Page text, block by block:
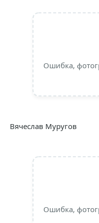
Ошибка,
Вячеслав Муругов
Ошибка,